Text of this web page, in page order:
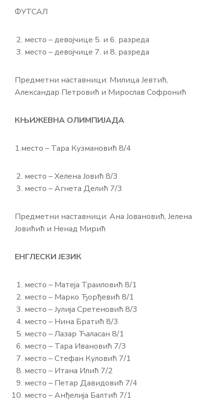
ФУТСАЛ
место – девојчице 5. и 6. разреда
место – девојчице 7. и 8. разреда
Предметни наставници: Милица Јевтић,
Александар Петровић и Мирослав Софронић
КЊИЖЕВНА ОЛИМПИЈАДА
1.место – Тара Кузмановић 8/4
место – Хелена Јовић 8/3
место – Агнета Делић 7/3
Предметни наставници: Ана Јовановић, Јелена
Јовићић и Ненад Мирић
ЕНГЛЕСКИ ЈЕЗИК
место – Матеја Траиловић 8/1
место – Марко Ђорђевић 8/1
место – Јулија Сретеновић 8/3
место – Нина Братић 8/3
место – Лазар Ћаласан 8/1
место – Тара Ивановић 7/3
место – Стефан Куловић 7/1
место – Итана Илић 7/2
место – Петар Давидовић 7/4
место – Анђелија Балтић 7/1